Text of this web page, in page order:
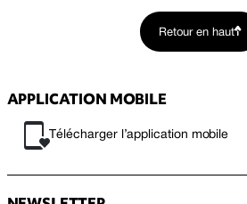
Retour en haut
APPLICATION MOBILE
Télécharger l’application mobile